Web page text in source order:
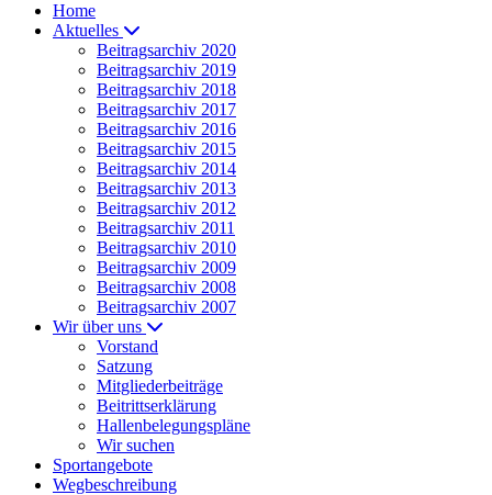
Home
Aktuelles
Beitragsarchiv 2020
Beitragsarchiv 2019
Beitragsarchiv 2018
Beitragsarchiv 2017
Beitragsarchiv 2016
Beitragsarchiv 2015
Beitragsarchiv 2014
Beitragsarchiv 2013
Beitragsarchiv 2012
Beitragsarchiv 2011
Beitragsarchiv 2010
Beitragsarchiv 2009
Beitragsarchiv 2008
Beitragsarchiv 2007
Wir über uns
Vorstand
Satzung
Mitgliederbeiträge
Beitrittserklärung
Hallenbelegungspläne
Wir suchen
Sportangebote
Wegbeschreibung